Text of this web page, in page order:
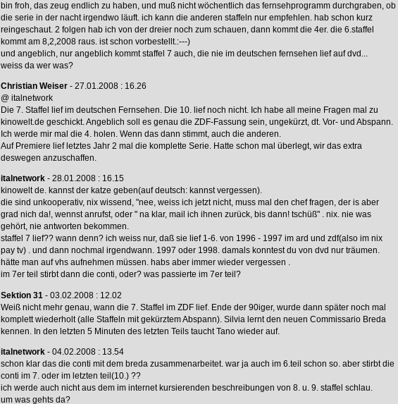
bin froh, das zeug endlich zu haben, und muß nicht wöchentlich das fernsehprogramm durchgraben, ob
die serie in der nacht irgendwo läuft. ich kann die anderen staffeln nur empfehlen. hab schon kurz
reingeschaut. 2 folgen hab ich von der dreier noch zum schauen, dann kommt die 4er. die 6.staffel
kommt am 8,2,2008 raus. ist schon vorbestellt.:---)
und angeblich, nur angeblich kommt staffel 7 auch, die nie im deutschen fernsehen lief auf dvd...
weiss da wer was?
Christian Weiser- 27.01.2008 : 16.26
@ italnetwork
Die 7. Staffel lief im deutschen Fernsehen. Die 10. lief noch nicht. Ich habe all meine Fragen mal zu
kinowelt.de geschickt. Angeblich soll es genau die ZDF-Fassung sein, ungekürzt, dt. Vor- und Abspann.
Ich werde mir mal die 4. holen. Wenn das dann stimmt, auch die anderen.
Auf Premiere lief letztes Jahr 2 mal die komplette Serie. Hatte schon mal überlegt, wir das extra
deswegen anzuschaffen.
italnetwork- 28.01.2008 : 16.15
kinowelt de. kannst der katze geben(auf deutsch: kannst vergessen).
die sind unkooperativ, nix wissend, "nee, weiss ich jetzt nicht, muss mal den chef fragen, der is aber
grad nich da!, wennst anrufst, oder " na klar, mail ich ihnen zurück, bis dann! tschüß" . nix. nie was
gehört, nie antworten bekommen.
staffel 7 lief?? wann denn? ich weiss nur, daß sie lief 1-6. von 1996 - 1997 im ard und zdf(also im nix
pay tv) . und dann nochmal irgendwann. 1997 oder 1998. damals konntest du von dvd nur träumen.
hätte man auf vhs aufnehmen müssen. habs aber immer wieder vergessen .
im 7er teil stirbt dann die conti, oder? was passierte im 7er teil?
Sektion 31 - 03.02.2008 : 12.02
Weiß nicht mehr genau, wann die 7. Staffel im ZDF lief. Ende der 90iger, wurde dann später noch mal
komplett wiederholt (alle Staffeln mit gekürztem Abspann). Silvia lernt den neuen Commissario Breda
kennen. In den letzten 5 Minuten des letzten Teils taucht Tano wieder auf.
italnetwork- 04.02.2008 : 13.54
schon klar das die conti mit dem breda zusammenarbeitet. war ja auch im 6.teil schon so. aber stirbt die
conti im 7. oder im letzten teil(10.) ??
ich werde auch nicht aus dem im internet kursierenden beschreibungen von 8. u. 9. staffel schlau.
um was gehts da?